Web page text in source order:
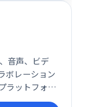
をサポートし
音声、ビデ
ボレーション
ラットフォー
ーエンドWire